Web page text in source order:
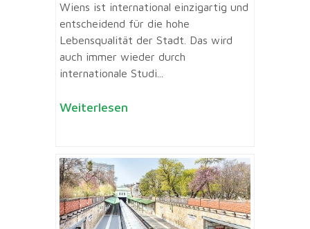
Wiens ist international einzigartig und
entscheidend für die hohe
Lebensqualität der Stadt. Das wird
auch immer wieder durch
internationale Studi...
Weiterlesen